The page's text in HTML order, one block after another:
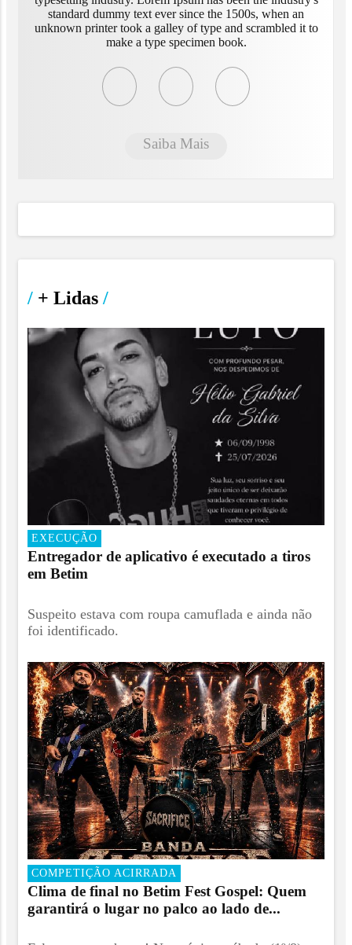
standard dummy text ever since the 1500s, when an
unknown printer took a galley of type and scrambled it to
make a type specimen book.
Saiba Mais
/ + Lidas /
EXECUÇÃO
Entregador de aplicativo é executado a tiros
em Betim
Suspeito estava com roupa camuflada e ainda não
foi identificado.
COMPETIÇÃO ACIRRADA
Clima de final no Betim Fest Gospel: Quem
garantirá o lugar no palco ao lado de...